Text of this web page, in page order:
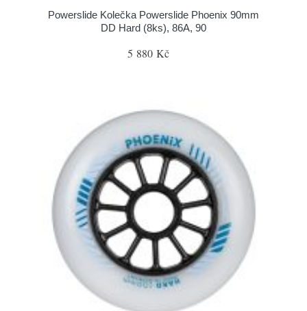
Powerslide Kolečka Powerslide Phoenix 90mm
DD Hard (8ks), 86A, 90
5 880 Kč